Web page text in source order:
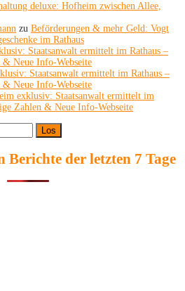
deluxe: Hofheim zwischen Allee,
zu Beförderungen & mehr Geld: Vogt
im Rathaus
Staatsanwalt ermittelt im Rathaus –
Neue Info-Webseite
Staatsanwalt ermittelt im Rathaus –
Neue Info-Webseite
exklusiv: Staatsanwalt ermittelt im
Zahlen & Neue Info-Webseite
Berichte der letzten 7 Tage